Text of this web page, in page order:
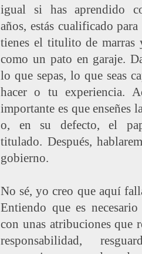
igual si has aprendido
años, estás cualificado
tienes el titulito de marras
como un pato en garaje.
lo que sepas, lo que seas
hacer o tu experiencia.
importante es que enseñes
o, en su defecto, el
titulado. Después,
gobierno.
No sé, yo creo que aquí
Entiendo que es necesario
con unas atribuciones que
responsabilidad,